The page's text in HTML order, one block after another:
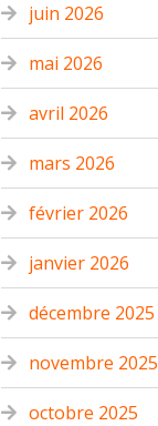
juin 2026
mai 2026
avril 2026
mars 2026
février 2026
janvier 2026
décembre 2025
novembre 2025
octobre 2025